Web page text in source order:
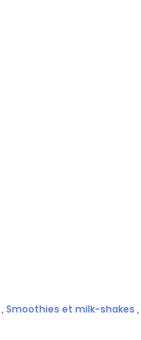
,Smoothies et milk-shakes ,